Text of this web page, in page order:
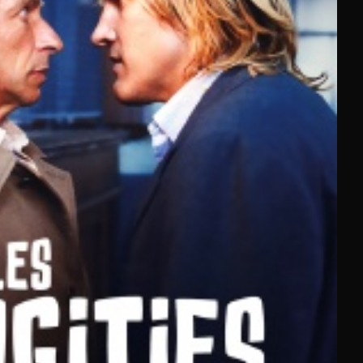
2025 aux grands classiques, notre plateforme vous
sur France 2, France 3, Arte, BFMTV ou encore RMC